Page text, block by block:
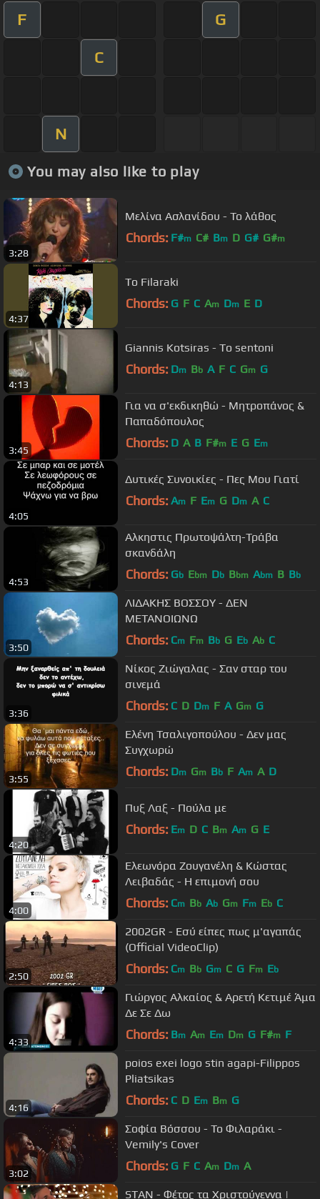
F G
C
N
You may also like to play
3:28
Μελίνα Ασλανίδου - Το λάθος
Chords: F#m C# Bm D G# G#m
4:37
To Filaraki
Chords: G F C Am Dm E D
4:13
Giannis Kotsiras - To sentoni
Chords: Dm Bb A F C Gm G
3:45
Για να σ'εκδικηθώ - Μητροπάνος &
Παπαδόπουλος
Chords: D A B F#m E G Em
4:05
Δυτικές Συνοικίες - Πες Μου Γιατί
Chords: Am F Em G Dm A C
4:53
Αλκηστις Πρωτοψάλτη-Τράβα
σκανδάλη
Chords: Gb Ebm Db Bbm Abm B Bb
3:50
ΛΙΔΑΚΗΣ ΒΟΣΣΟΥ - ΔΕΝ
ΜΕΤΑΝΟΙΩΝΩ
Chords: Cm Fm Bb G Eb Ab C
3:36
Νίκος Ζιώγαλας - Σαν σταρ του
σινεμά
Chords: C D Dm F A Gm G
3:55
Ελένη Τσαλιγοπούλου - Δεν μας
Συγχωρώ
Chords: Dm Gm Bb F Am A D
4:20
Πυξ Λαξ - Πούλα με
Chords: Em D C Bm Am G E
4:00
Ελεωνόρα Ζουγανέλη & Κώστας
Λειβαδάς - Η επιμονή σου
Chords: Cm Bb Ab Gm Fm Eb C
2:50
2002GR - Εσύ είπες πως μ'αγαπάς
(Official VideoClip)
Chords: Cm Bb Gm C G Fm Eb
4:33
Γιώργος Αλκαίος & Αρετή Κετιμέ Άμα
Δε Σε Δω
Chords: Bm Am Em Dm G F#m F
4:16
poios exei logo stin agapi-Filippos
Pliatsikas
Chords: C D Em Bm G
3:02
Σοφία Βόσσου - Το Φιλαράκι -
Vemily's Cover
Chords: G F C Am Dm A
STAN - Φέτος τα Χριστούγεννα |